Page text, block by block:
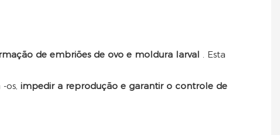
de embriões de ovo e moldura larval . Esta
os, impedir a reprodução e garantir o controle de